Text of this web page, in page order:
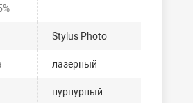
Stylus Photo
лазерный
пурпурный